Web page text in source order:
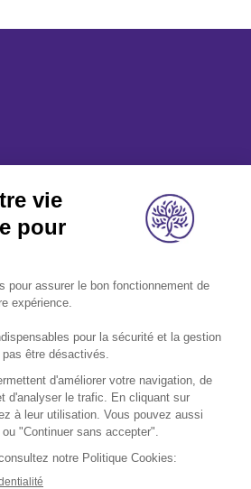
sur les réseaux sociaux: